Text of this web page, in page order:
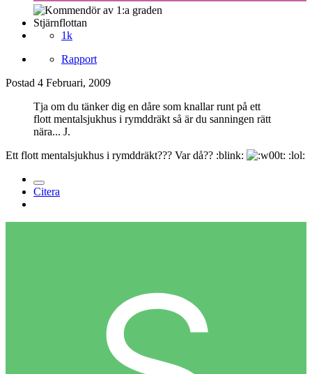
Stjärnflottan
1k
Rapport
Postad 4 Februari, 2009
Tja om du tänker dig en dåre som knallar runt på ett
flott mentalsjukhus i rymddräkt så är du sanningen rätt
nära... J.
Ett flott mentalsjukhus i rymddräkt??? Var då?? :blink:
:lol:
Citera